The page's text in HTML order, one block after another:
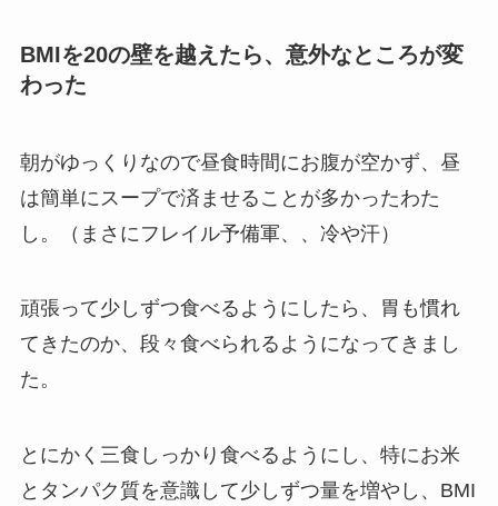
BMIを20の壁を越えたら、意外なところが変
わった
朝がゆっくりなので昼食時間にお腹が空かず、昼
は簡単にスープで済ませることが多かったわた
し。（まさにフレイル予備軍、、冷や汗）
頑張って少しずつ食べるようにしたら、胃も慣れ
てきたのか、段々食べられるようになってきまし
た。
とにかく三食しっかり食べるようにし、特にお米
とタンパク質を意識して少しずつ量を増やし、BMI